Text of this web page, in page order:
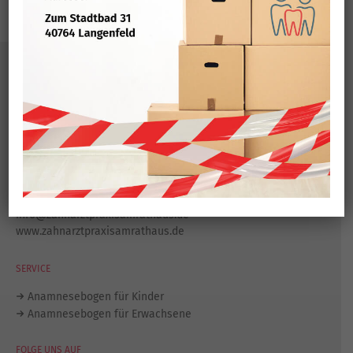
Zahnarztpraxis am Rathaus
Konrad-Adenauer-Platz 8
40764 Langenfeld
info@zahnarztpraxisamrathaus.de
www.zahnarztpraxisamrathaus.de
SERVICE
Anamnesebogen für Kinder
Anamnesebogen für Erwachsene
FOLGE UNS AUF